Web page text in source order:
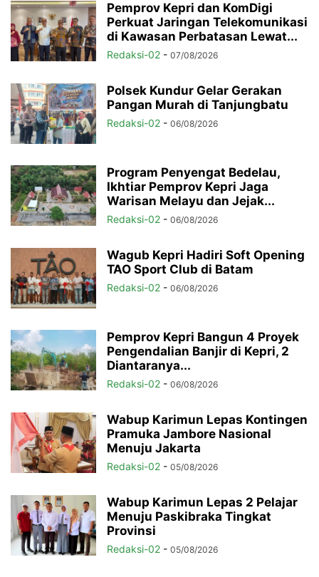
Pemprov Kepri dan KomDigi
Perkuat Jaringan Telekomunikasi
di Kawasan Perbatasan Lewat...
Redaksi-02 - 07/08/2026
Polsek Kundur Gelar Gerakan
Pangan Murah di Tanjungbatu
Redaksi-02 - 06/08/2026
Program Penyengat Bedelau,
Ikhtiar Pemprov Kepri Jaga
Warisan Melayu dan Jejak...
Redaksi-02 - 06/08/2026
Wagub Kepri Hadiri Soft Opening
TAO Sport Club di Batam
Redaksi-02 - 06/08/2026
Pemprov Kepri Bangun 4 Proyek
Pengendalian Banjir di Kepri, 2
Diantaranya...
Redaksi-02 - 06/08/2026
Wabup Karimun Lepas Kontingen
Pramuka Jambore Nasional
Menuju Jakarta
Redaksi-02 - 05/08/2026
Wabup Karimun Lepas 2 Pelajar
Menuju Paskibraka Tingkat
Provinsi
Redaksi-02 - 05/08/2026